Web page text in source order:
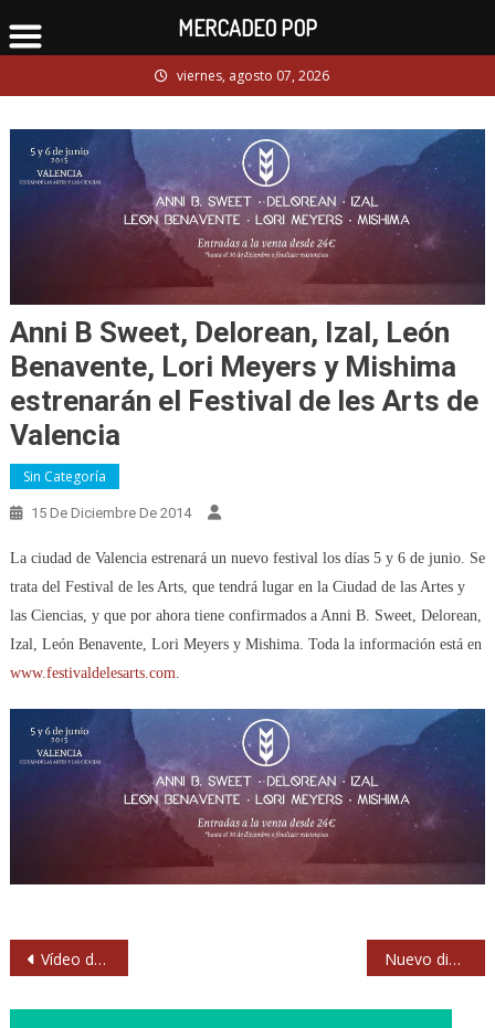
to
viernes, agosto 07, 2026
Anni B Sweet, Delorean, Izal, León
Benavente, Lori Meyers y Mishima
estrenarán el Festival de les Arts de
Valencia
Sin Categoría
15 De Diciembre De 2014
La ciudad de Valencia estrenará un nuevo festival los días 5 y 6 de junio. Se
trata del Festival de les Arts, que tendrá lugar en la Ciudad de las Artes y
las Ciencias, y que por ahora tiene confirmados a Anni B. Sweet, Delorean,
Izal, León Benavente, Lori Meyers y Mishima. Toda la información está en
www.festivaldelesarts.com.
Navegación
Vídeo de Bob Dylan actuando para un dichoso único fan Nuevo disco de Metallica en el horizonte
MERCADEO POP